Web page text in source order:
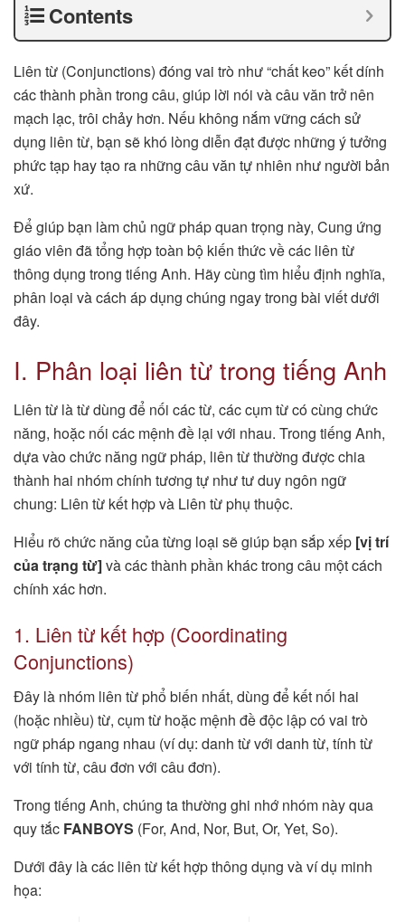
Contents
Liên từ (Conjunctions) đóng vai trò như “chất keo” kết dính
các thành phần trong câu, giúp lời nói và câu văn trở nên
mạch lạc, trôi chảy hơn. Nếu không nắm vững cách sử
dụng liên từ, bạn sẽ khó lòng diễn đạt được những ý tưởng
phức tạp hay tạo ra những câu văn tự nhiên như người bản
xứ.
Để giúp bạn làm chủ ngữ pháp quan trọng này, Cung ứng
giáo viên đã tổng hợp toàn bộ kiến thức về các liên từ
thông dụng trong tiếng Anh. Hãy cùng tìm hiểu định nghĩa,
phân loại và cách áp dụng chúng ngay trong bài viết dưới
đây.
I. Phân loại liên từ trong tiếng Anh
Liên từ là từ dùng để nối các từ, các cụm từ có cùng chức
năng, hoặc nối các mệnh đề lại với nhau. Trong tiếng Anh,
dựa vào chức năng ngữ pháp, liên từ thường được chia
thành hai nhóm chính tương tự như tư duy ngôn ngữ
chung: Liên từ kết hợp và Liên từ phụ thuộc.
Hiểu rõ chức năng của từng loại sẽ giúp bạn sắp xếp [vị trí
của trạng từ]và các thành phần khác trong câu một cách
chính xác hơn.
1. Liên từ kết hợp (Coordinating
Conjunctions)
Đây là nhóm liên từ phổ biến nhất, dùng để kết nối hai
(hoặc nhiều) từ, cụm từ hoặc mệnh đề độc lập có vai trò
ngữ pháp ngang nhau (ví dụ: danh từ với danh từ, tính từ
với tính từ, câu đơn với câu đơn).
Trong tiếng Anh, chúng ta thường ghi nhớ nhóm này qua
quy tắc FANBOYS (For, And, Nor, But, Or, Yet, So).
Dưới đây là các liên từ kết hợp thông dụng và ví dụ minh
họa: